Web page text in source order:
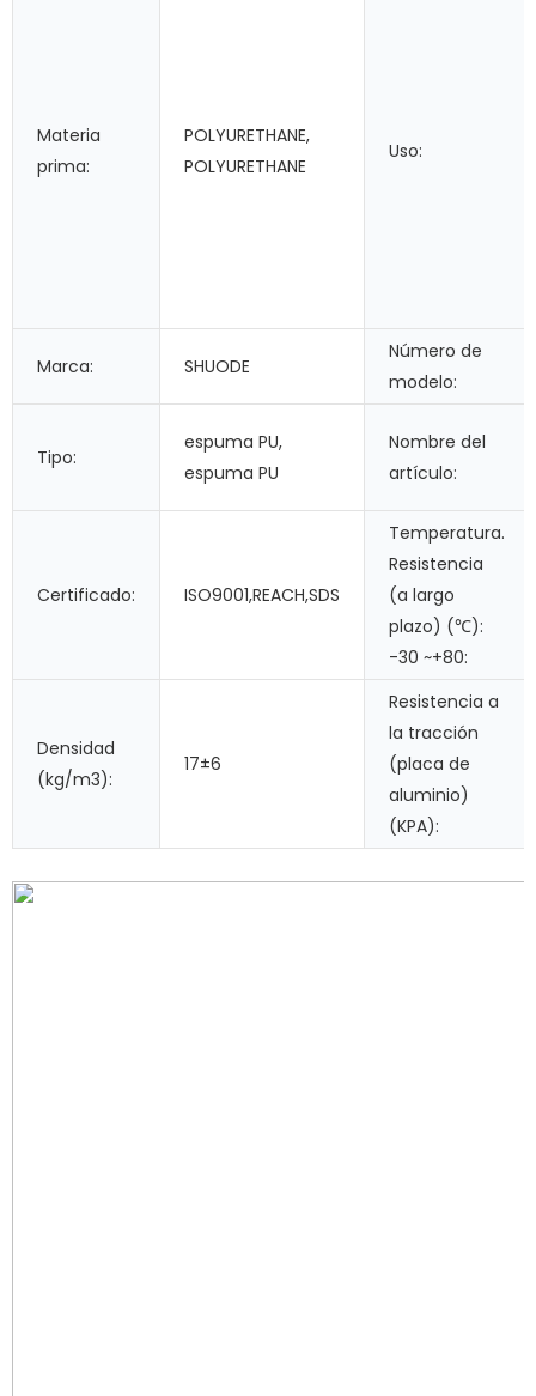
Materia
prima:
POLYURETHANE,
POLYURETHANE
Uso:
Marca: SHUODE
Número de
modelo:
Tipo:
espuma PU,
espuma PU
Nombre del
artículo:
Certificado: ISO9001,REACH,SDS
Temperatura.
Resistencia
(a largo
plazo) (℃):
-30 ~+80:
Densidad
(kg/m3):
17±6
Resistencia a
la tracción
(placa de
aluminio)
(KPA):